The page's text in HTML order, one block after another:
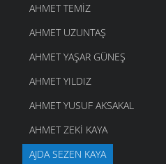
AHMET TEMIZ
AHMET UZUNTAŞ
AHMET YAŞAR GÜNEŞ
AHMET YILDIZ
AHMET YUSUF AKSAKAL
AHMET ZEKI KAYA
AJDA SEZEN KAYA